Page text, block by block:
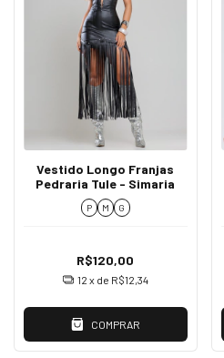
Vestido Longo Franjas
Pedraria Tule - Simaria
P M G
R$120,00
12 x de R$12,34
COMPRAR